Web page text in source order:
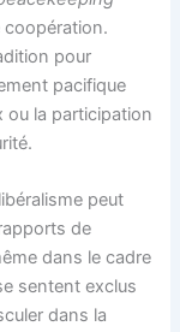
coopération.
pour
pacifique
ou la participation
peut
de
dans le cadre
sentent exclus
dans la